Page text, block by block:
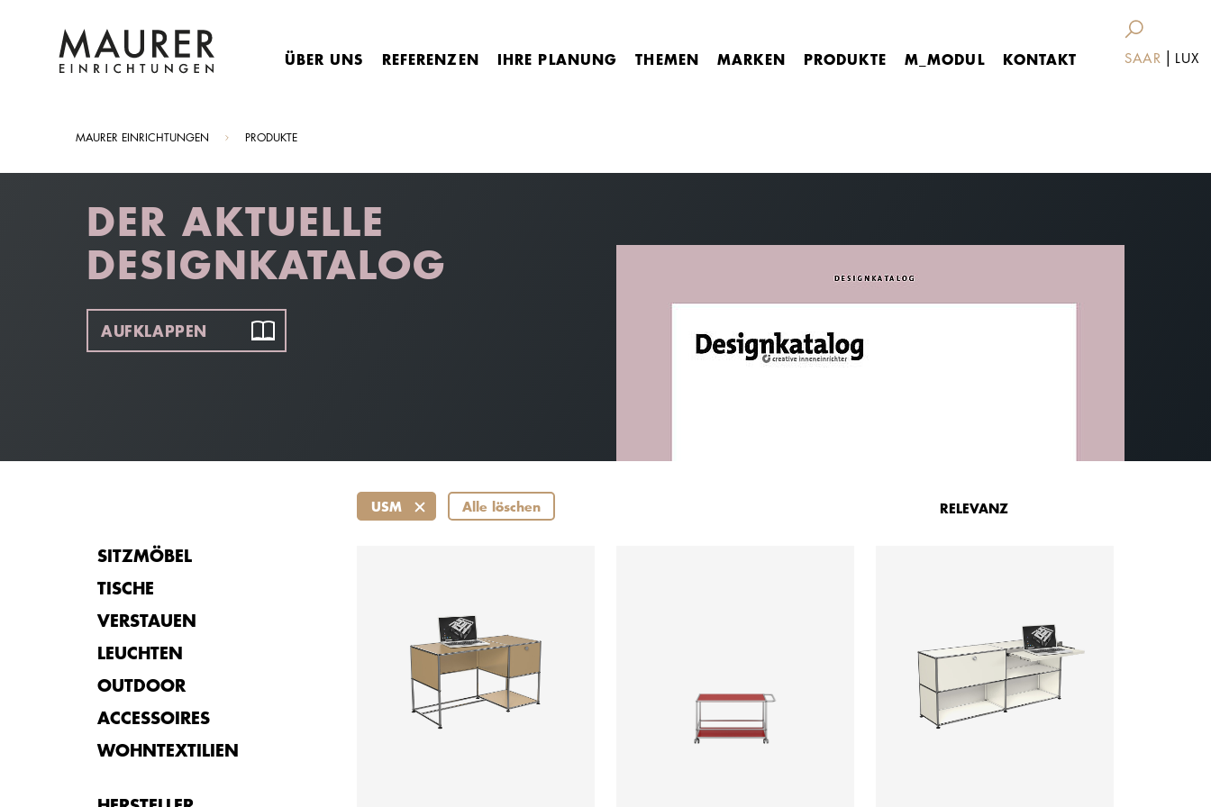
ÜBER UNS REFERENZEN IHRE PLANUNG THEMEN MARKEN PRODUKTE M_MODUL KONTAKT SAAR LUX
Sie sind hier:
MAURER EINRICHTUNGEN PRODUKTE
DER AKTUELLE
DESIGNKATALOG
AUFKLAPPEN
SITZMÖBEL
TISCHE
VERSTAUEN
LEUCHTEN
OUTDOOR
ACCESSOIRES
WOHNTEXTILIEN
USM Alle löschen RELEVANZ